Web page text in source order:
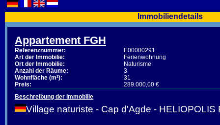
Immobiliendetails
Appartement FGH
Referenznummer:
E00000291
Art der Immobilie:
Ferienwohnung
Ort der Immobilie:
Naturisme
Anzahl der Räume:
3
Wohnfläche (m²):
31
Preis:
289.000,00 €
Beschreibung der Immobilie
Village naturiste - Cap d'Agde - HELIOPOLIS